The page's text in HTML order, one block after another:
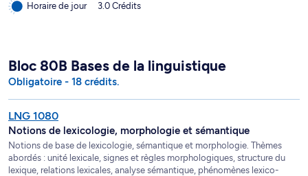
Horaire de jour
3.0 Crédits
Bloc 80B Bases de la linguistique
Obligatoire - 18 crédits.
LNG 1080
Notions de lexicologie, morphologie et sémantique
Notions de base de lexicologie, sémantique et morphologie. Thèmes
abordés : unité lexicale, signes et règles morphologiques, structure du
lexique, relations lexicales, analyse sémantique, phénomènes lexico-